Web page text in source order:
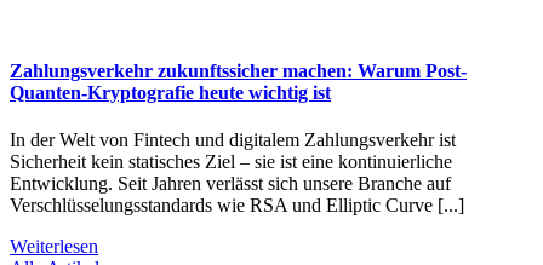
Zahlungsverkehr zukunftssicher machen: Warum Post-
Quanten-Kryptografie heute wichtig ist
In der Welt von Fintech und digitalem Zahlungsverkehr ist
Sicherheit kein statisches Ziel – sie ist eine kontinuierliche
Entwicklung. Seit Jahren verlässt sich unsere Branche auf
Verschlüsselungsstandards wie RSA und Elliptic Curve [...]
Weiterlesen